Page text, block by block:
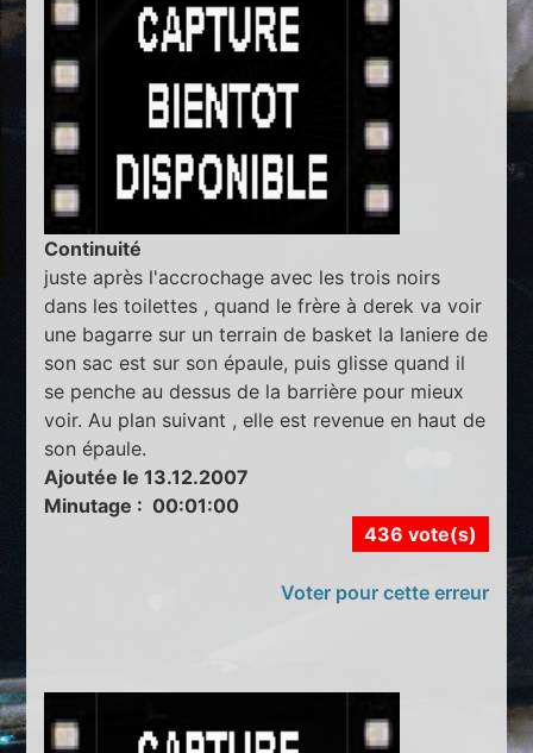
Continuité
juste après l'accrochage avec les trois noirs
dans les toilettes , quand le frère à derek va voir
une bagarre sur un terrain de basket la laniere de
son sac est sur son épaule, puis glisse quand il
se penche au dessus de la barrière pour mieux
voir. Au plan suivant , elle est revenue en haut de
son épaule.
Ajoutée le 13.12.2007
Minutage : 00:01:00
436 vote(s)
Voter pour cette erreur